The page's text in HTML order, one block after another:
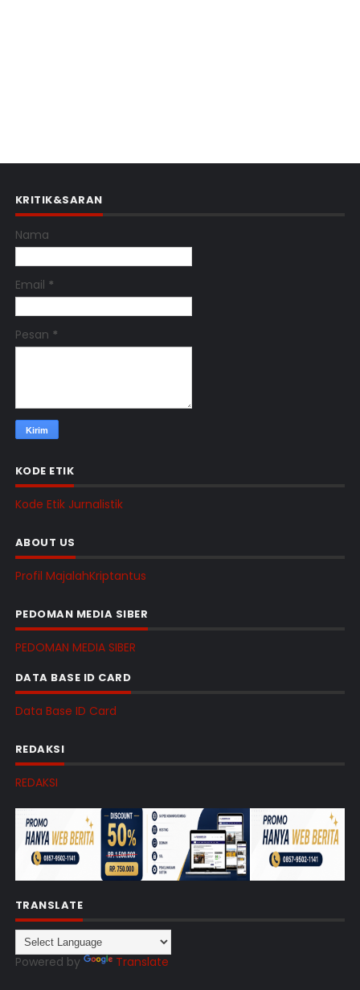
KRITIK&SARAN
Nama
Email *
Pesan *
KODE ETIK
Kode Etik Jurnalistik
ABOUT US
Profil MajalahKriptantus
PEDOMAN MEDIA SIBER
PEDOMAN MEDIA SIBER
DATA BASE ID CARD
Data Base ID Card
REDAKSI
REDAKSI
TRANSLATE
Powered by Translate